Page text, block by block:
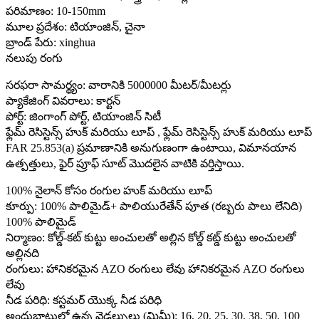
పరిమాణం: 10-150mm
మూల ప్రదేశం: టియాంజిన్, చైనా
బ్రాండ్ పేరు: xinghua
నలుపు రంగు
సరఫరా సామర్థ్యం: వారానికి 5000000 మీటర్/మీటర్లు
ప్యాకేజింగ్ వివరాలు: కార్టన్
పోర్ట్: జింగాంగ్ పోర్ట్, టియాంజిన్ సిటీ
ఫ్లేమ్ రెసిస్టెన్స్ హుక్ మరియు లూప్ , ఫ్లేమ్ రెసిస్టెన్స్ హుక్ మరియు లూప్
FAR 25.853(a) ప్రమాణానికి అనుగుణంగా ఉంటాయి, విమానయాన
ఉత్పత్తులు, ఫైర్ ప్రూఫ్ సూట్ మొదలైన వాటికి వర్తిస్తాయి.
100% నైలాన్ కోసం రంగుల హుక్ మరియు లూప్
కూర్పు: 100% పాలిమైడ్+ పాలియురేతేన్ పూత (రబ్బరు పాలు లేనిది)
100% పాలిమైడ్
నిర్మాణం: కోల్డ్-కట్ కుట్టు అంచులతో అల్లిన కోల్డ్ కట్డ్ కుట్టు అంచులతో
అల్లినది
రంగులు: హానికరమైన AZO రంగులు లేవు హానికరమైన AZO రంగులు
లేవు
నీడ పరిధి: కస్టమర్ యొక్క నీడ పరిధి
అందుబాటులో ఉన్న వెడల్పులు (మిమీ): 16, 20, 25, 30, 38, 50, 100